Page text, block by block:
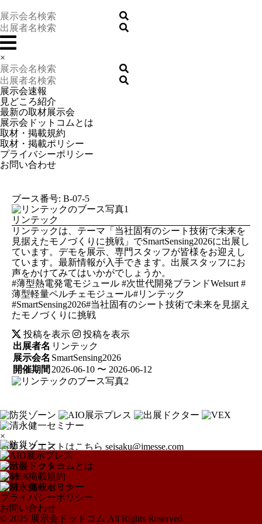
×
展示会速報
見どころ紹介
最新の取材展示会
展示会ドットコムとは
取材・掲載規約
取材・掲載ポリシー
プライバシーポリシー
お問い合わせ
ブース番号: B-07-5
リンテック
リンテックは、テーマ「当社固有のシート技術で未来を
見据えたモノづくりに挑戦」でSmartSensing2026に出展し
ています。デモを展示、専門スタッフが皆様をお迎えし
ています。最新情報が入手できます。出展スタッフにお
声をかけてみてはいかがでしょうか。
#薄型熱電発電モジュール #次世代開発ブランドWelsurt #
薄型軽量ペルチェモジュール#リンテック
#SmartSensing2026#当社固有のシート技術で未来を見据え
たモノづくりに挑戦
投稿を表示
投稿を表示
出展者名 リンテック
展示会名 SmartSensing2026
開催期間 2026-06-10 〜 2026-06-12
×
特集リクエストはこちら seisaku@jmesse.com
展示会ドットコムとは
取材・掲載規約
取材・掲載ポリシー
プライバシーポリシー
お問い合わせ
© 2025 展示会ドットコム All Rights Reserved.